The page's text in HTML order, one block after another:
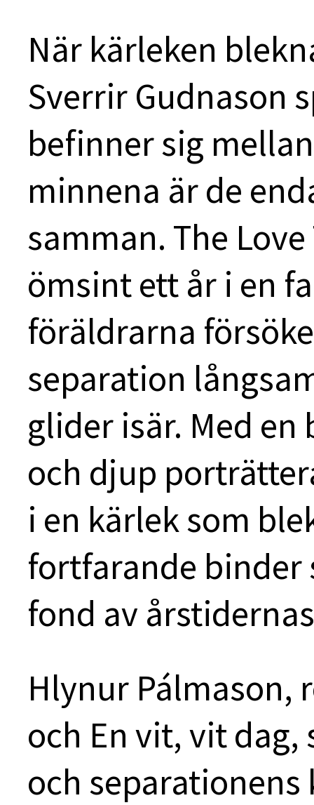
När kärleken
Sverrir Gudnason
befinner sig
minnena är de
samman. The
ömsint ett år i en
föräldrarna
separation
glider isär. Med
och djup
i en kärlek som
fortfarande binder
fond av
Hlynur Pálmason,
och En vit, vit
och